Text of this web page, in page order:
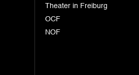
Theater in Freiburg
OCF
NOF